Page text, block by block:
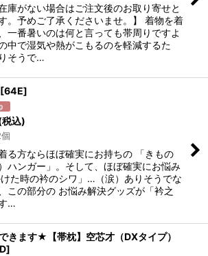
在庫がない場合はご注文後のお取り寄せと
。予めご了承くださいませ。】 着物を着
一番暑いのは何と言っても帯周りですよ
中で湿気や熱がこもるのを軽減するた
そうで…
[64E]
税込)
る方ならほぼ確実にお持ちの 「きもの
）ハンガー」。そして、ほぼ確実にお悩み
た時の衿のシワ」…（涙）ありそうでな
この部分の お悩み解決グッズが「衿之
…
きます★【帯枕】空芯才（DXタイプ）
]